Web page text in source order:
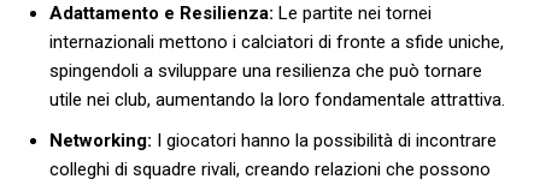
Adattamento e ‍Resilienza: Le partite nei tornei
⁢internazionali mettono i calciatori di‌ fronte⁣ a sfide uniche,
spingendoli a sviluppare una resilienza che può tornare⁣
utile nei club, aumentando la loro fondamentale attrattiva.
Networking: ‌I giocatori hanno la possibilità di incontrare
colleghi di squadre rivali, creando​ relazioni che possono